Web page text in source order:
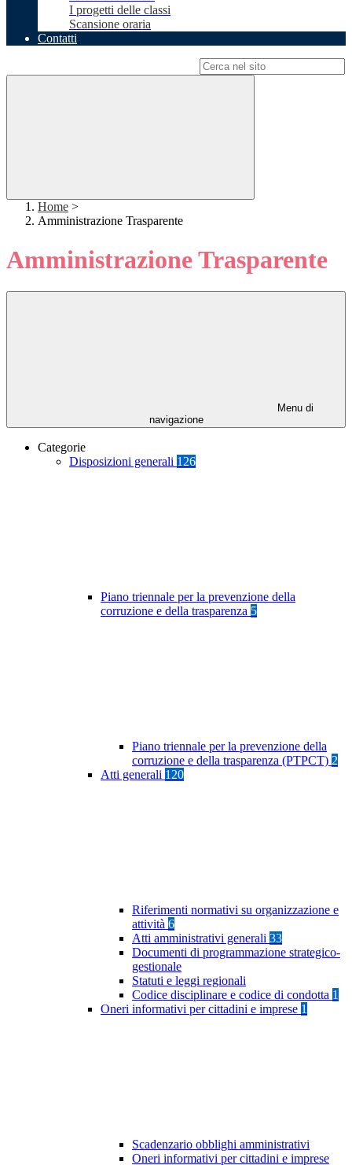
I progetti delle classi
Scansione oraria
Contatti
Home >
Amministrazione Trasparente
Amministrazione Trasparente
Menu di
navigazione
Categorie
Disposizioni generali 126
Piano triennale per la prevenzione della
corruzione e della trasparenza 5
Piano triennale per la prevenzione della
corruzione e della trasparenza (PTPCT) 2
Atti generali 120
Riferimenti normativi su organizzazione e
attività 6
Atti amministrativi generali 33
Documenti di programmazione strategico-
gestionale
Statuti e leggi regionali
Codice disciplinare e codice di condotta 1
Oneri informativi per cittadini e imprese 1
Scadenzario obblighi amministrativi
Oneri informativi per cittadini e imprese